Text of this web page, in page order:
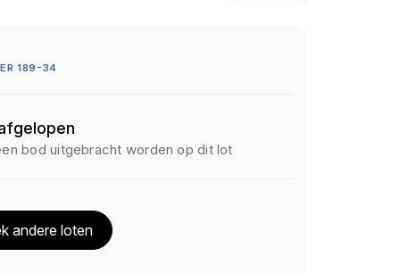
189-34
bod uitgebracht worden op dit lot
andere loten